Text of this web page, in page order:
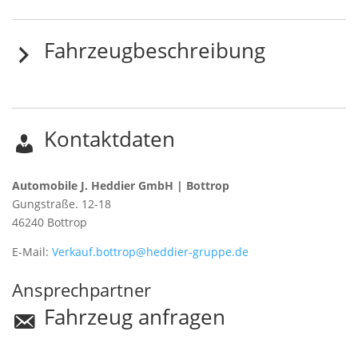
Fahrzeugbeschreibung
Kontaktdaten
Automobile J. Heddier GmbH | Bottrop
Gungstraße. 12-18
46240 Bottrop
E-Mail: Verkauf.bottrop@heddier-gruppe.de
Ansprechpartner
Fahrzeug anfragen